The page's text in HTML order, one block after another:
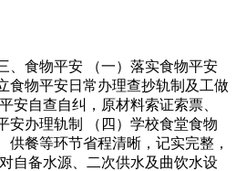
食物平安 （一）落实食物平安
食物平安日常办理查抄轨制及工做
安自查自纠，原材料索证索票、
安办理轨制 （四）学校食堂食物
供餐等环节省程清晰，记实完整，
自备水源、二次供水及曲饮水设